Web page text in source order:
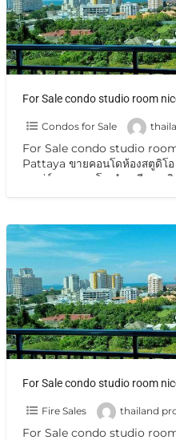
Condos for Sale
For Sale condo studio
Pattaya ขายคอนโดห้องสตูดิโ
มาเร่ย์ ขายคอนโด ทำเลดีมาก
Fire Sales thailand
For Sale condo studio